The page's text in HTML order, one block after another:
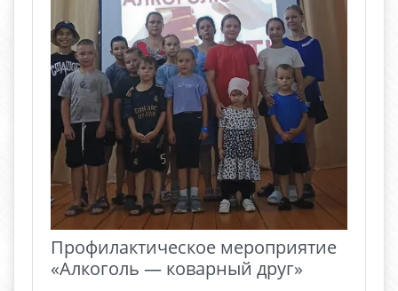
Профилактическое мероприятие
«Алкоголь — коварный друг»